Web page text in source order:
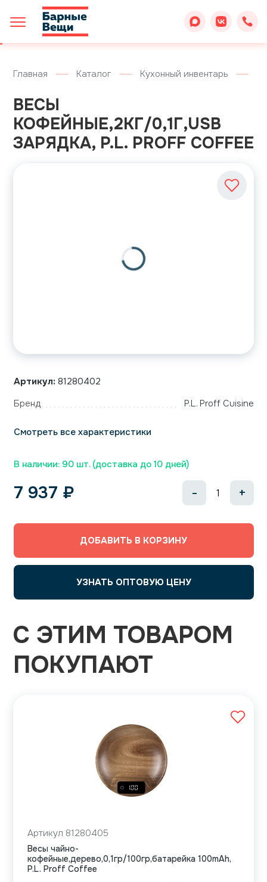
Главная Каталог Кухонный инвентарь
ВЕСЫ
КОФЕЙНЫЕ,2КГ/0,1Г,USB
ЗАРЯДКА, P.L. PROFF COFFEE
Артикул: 81280402
Бренд
P.L. Proff Cuisine
Смотреть все характеристики
В наличии: 90 шт. (доставка до 10 дней)
7 937 ₽ - +
ДОБАВИТЬ В КОРЗИНУ
УЗНАТЬ ОПТОВУЮ ЦЕНУ
С ЭТИМ ТОВАРОМ
ПОКУПАЮТ
Артикул 81280405
Весы чайно-
кофейные,дерево,0,1гр/100гр,батарейка 100mAh,
P.L. Proff Coffee